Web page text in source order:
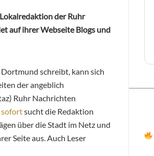
der Ruhr
auf ihrer Webseite Blogs und
schreibt, kann sich
der angeblich
Ruhr Nachrichten
sofortsucht die Redaktion
über die Stadt im Netz und
Seite aus. Auch Leser